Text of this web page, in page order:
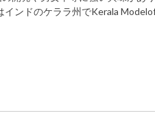
インドのケララ州でKerala